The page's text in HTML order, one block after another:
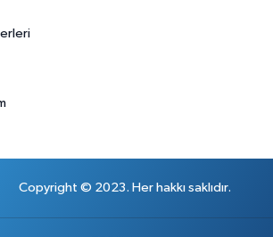
Copyright © 2023. Her hakkı saklıdır.